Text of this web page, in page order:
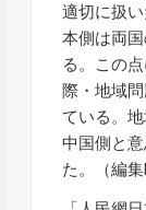
適切に扱
本側は両
る。この
際・地域
ている。
中国側と
た。（編集